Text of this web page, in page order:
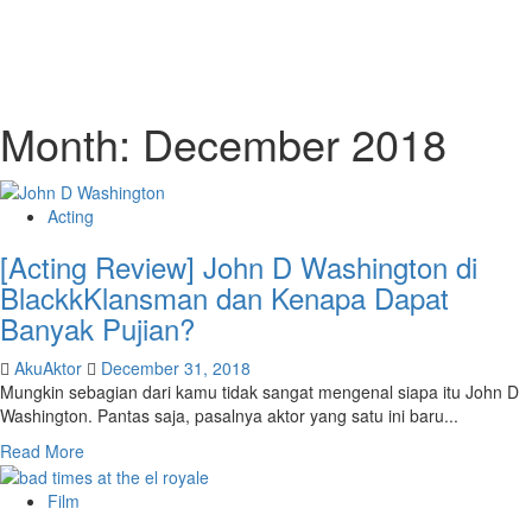
Month: December 2018
Acting
[Acting Review] John D Washington di
BlackkKlansman dan Kenapa Dapat
Banyak Pujian?
AkuAktor
December 31, 2018
Mungkin sebagian dari kamu tidak sangat mengenal siapa itu John D
Washington. Pantas saja, pasalnya aktor yang satu ini baru...
Read More
Film